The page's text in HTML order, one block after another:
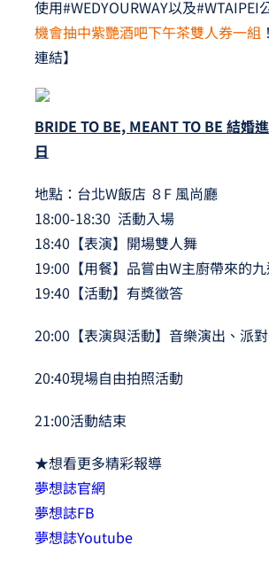
使用#WEDYOURWAY以及#WTAIPEI
機會抽中紫艷酒吧下午茶雙人券一組 ！
連結】
BRIDE TO BE, MEANT TO BE 結婚
日
地點：台北W飯店 ８F 風尚廳
18:00-18:30 活動入場
18:40【表演】開場雙人舞
19:00【用餐】品嘗由W主廚帶來的
19:40【活動】有獎徵答
20:00【表演與活動】音樂演出、派
20:40現場自由拍照活動
21:00活動結束
★想看更多精彩報導
夢想誌官網
夢想誌FB
夢想誌Youtube